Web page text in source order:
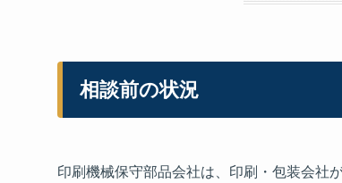
相談前の状況
印刷機械保守部品会社は、印刷・包装会社